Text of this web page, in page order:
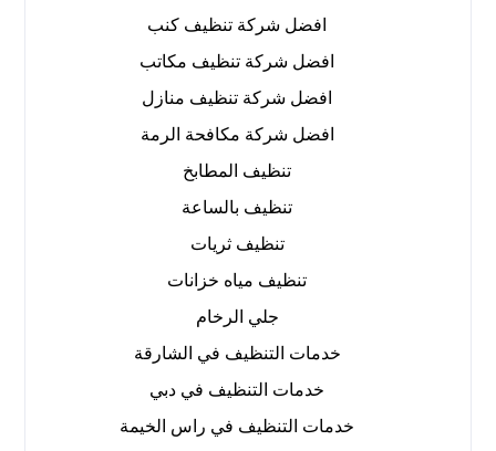
افضل شركة تنظيف كنب
افضل شركة تنظيف مكاتب
افضل شركة تنظيف منازل
افضل شركة مكافحة الرمة
تنظيف المطابخ
تنظيف بالساعة
تنظيف ثريات
تنظيف مياه خزانات
جلي الرخام
خدمات التنظيف في الشارقة
خدمات التنظيف في دبي
خدمات التنظيف في راس الخيمة